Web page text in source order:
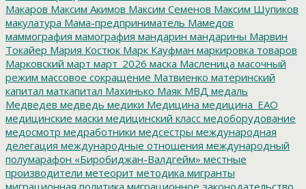
Макаров Максим Акимов Максим Семенов Максим Шупиков
макулатура Мама-предприниматель Мамедов
маммография мамография мандарин мандарины Марвин
Токайер Мария Костюк Марк Кауфман маркировка товаров
Марковский март март_2026 маска Масленица масочный
режим массовое сокращение Матвиенко материнский
капитал маткапитал Махинько Маяк МВД медаль
Медведев медведь медики Медицина медицина_ЕАО
медицинские маски медицинский класс медоборудование
медосмотр медработники медсестры международная
делегация международные отношения международный
полумарафон «Биробиджан-Валдгейм» местные
производители метеорит методика мигранты